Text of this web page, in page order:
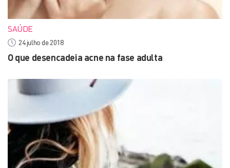
SAÚDE
24 julho de 2018
O que desencadeia acne na fase adulta